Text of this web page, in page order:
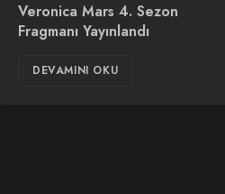
Veronica Mars 4. Sezon
Fragmanı Yayınlandı
DEVAMINI OKU